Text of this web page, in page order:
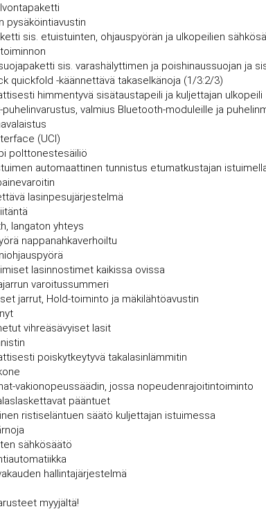
pysäköintiavustin
sis. etuistuinten, ohjauspyörän ja ulkopeilien
sis. varashälyttimen ja poishinaussuojan ja
quickfold -käännettävä takaselkänoja (1/3:2/3)
himmentyvä sisätaustapeili ja kuljettajan ulkopeili
valmius Bluetooth-moduleille ja
(UCI)
polttonestesäiliö
automaattinen tunnistus etumatkustajan
lasinpesujärjestelmä
langaton yhteys
nappanahkaverhoiltu
lasinnostimet kaikissa ovissa
varoitussummeri
jarrut, Hold-toiminto ja mäkilähtöavustin
vihreäsävyiset lasit
poiskytkeytyvä takalasinlämmitin
vakionopeussäädin, jossa nopeudenrajoitintoiminto
pääntuet
ristiseläntuen säätö kuljettajan istuimessa
sähkösäätö
hallintajärjestelmä
myyjältä!